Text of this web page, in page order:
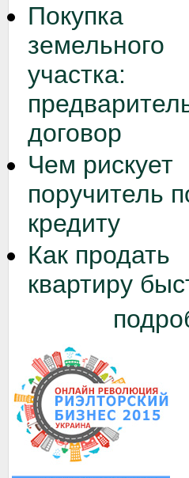
Покупка
земельного
участка:
договор
Чем рискует
поручитель
кредиту
Как продать
квартиру